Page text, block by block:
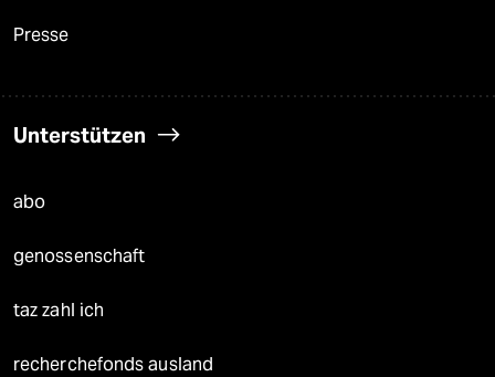
Presse
Unterstützen
abo
genossenschaft
taz zahl ich
recherchefonds ausland